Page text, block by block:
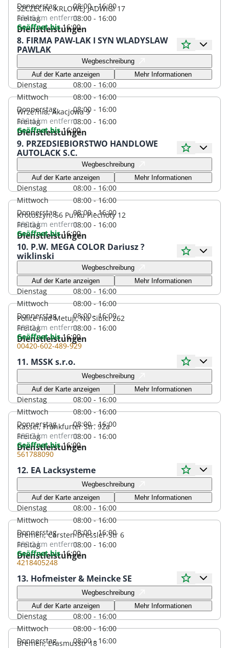
Donnerstag
08:00 - 16:00
Freitag
08:00 - 16:00
Dienstleistungen
SZCZECIN, KRLOWEJ JADWIGI 17
324.6 km entfernt
Geöffnet bis16:00
8. FIRMA PAW-LAK I SYN WLADYSLAW
PAWLAK
Montag
08:00 - 16:00
Dienstag
08:00 - 16:00
Mittwoch
08:00 - 16:00
Donnerstag
08:00 - 16:00
Freitag
08:00 - 16:00
Dienstleistungen
Wegbeschreibung
Auf der Karte anzeigen
Mehr Informationen
Wrze?nia, Akacjowa 9
326.4 km entfernt
Geöffnet bis16:00
9. PRZEDSIEBIORSTWO HANDLOWE
AUTOLACK S.C.
Montag
08:00 - 16:00
Dienstag
08:00 - 16:00
Mittwoch
08:00 - 16:00
Donnerstag
08:00 - 16:00
Freitag
08:00 - 16:00
Dienstleistungen
Wegbeschreibung
Auf der Karte anzeigen
Mehr Informationen
Krotoszyn, 56 Pu?ku Piechoty 12
380.3 km entfernt
Geöffnet bis16:00
10. P.W. MEGA COLOR Dariusz ?
wiklinski
Montag
08:00 - 16:00
Dienstag
08:00 - 16:00
Mittwoch
08:00 - 16:00
Donnerstag
08:00 - 16:00
Freitag
08:00 - 16:00
Dienstleistungen
Wegbeschreibung
Auf der Karte anzeigen
Mehr Informationen
Police nad Metuji, Na Sibici 262
383.2 km entfernt
Geöffnet bis16:00
00420-602-489-929
11. MSSK s.r.o.
Montag
08:00 - 16:00
Dienstag
08:00 - 16:00
Mittwoch
08:00 - 16:00
Donnerstag
08:00 - 16:00
Freitag
08:00 - 16:00
Dienstleistungen
Wegbeschreibung
Auf der Karte anzeigen
Mehr Informationen
Kassel, Frankfurter Str. 92a
385.7 km entfernt
Geöffnet bis16:00
561788090
12. EA Lacksysteme
Montag
08:00 - 16:00
Dienstag
08:00 - 16:00
Mittwoch
08:00 - 16:00
Donnerstag
08:00 - 16:00
Freitag
08:00 - 16:00
Dienstleistungen
Wegbeschreibung
Auf der Karte anzeigen
Mehr Informationen
Bremen, Carsten-Dressler-Str 6
389.2 km entfernt
Geöffnet bis16:00
4218405248
13. Hofmeister & Meincke SE
Montag
08:00 - 16:00
Dienstag
08:00 - 16:00
Mittwoch
08:00 - 16:00
Donnerstag
08:00 - 16:00
Wegbeschreibung
Auf der Karte anzeigen
Mehr Informationen
Bremen, Erasmusstr 18